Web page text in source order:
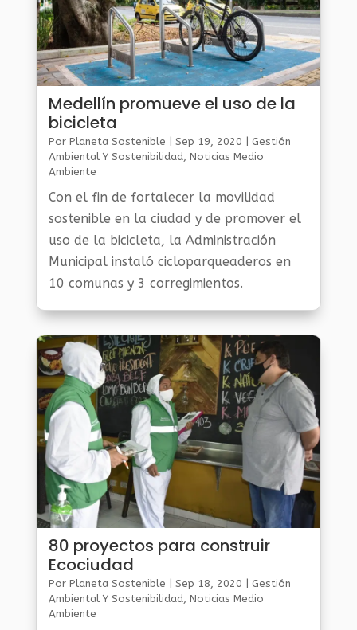
Medellín promueve el uso de la
bicicleta
Por Planeta Sostenible | Sep 19, 2020 | Gestión
Ambiental Y Sostenibilidad Noticias Medio
Ambiente
Con el fin de fortalecer la movilidad
sostenible en la ciudad y de promover el
uso de la bicicleta, la Administración
Municipal instaló cicloparqueaderos en
10 comunas y 3 corregimientos.
80 proyectos para construir
Ecociudad
Por Planeta Sostenible Sep 18, 2020
Gestión
Ambiental Y Sostenibilidad
Noticias Medio
Ambiente